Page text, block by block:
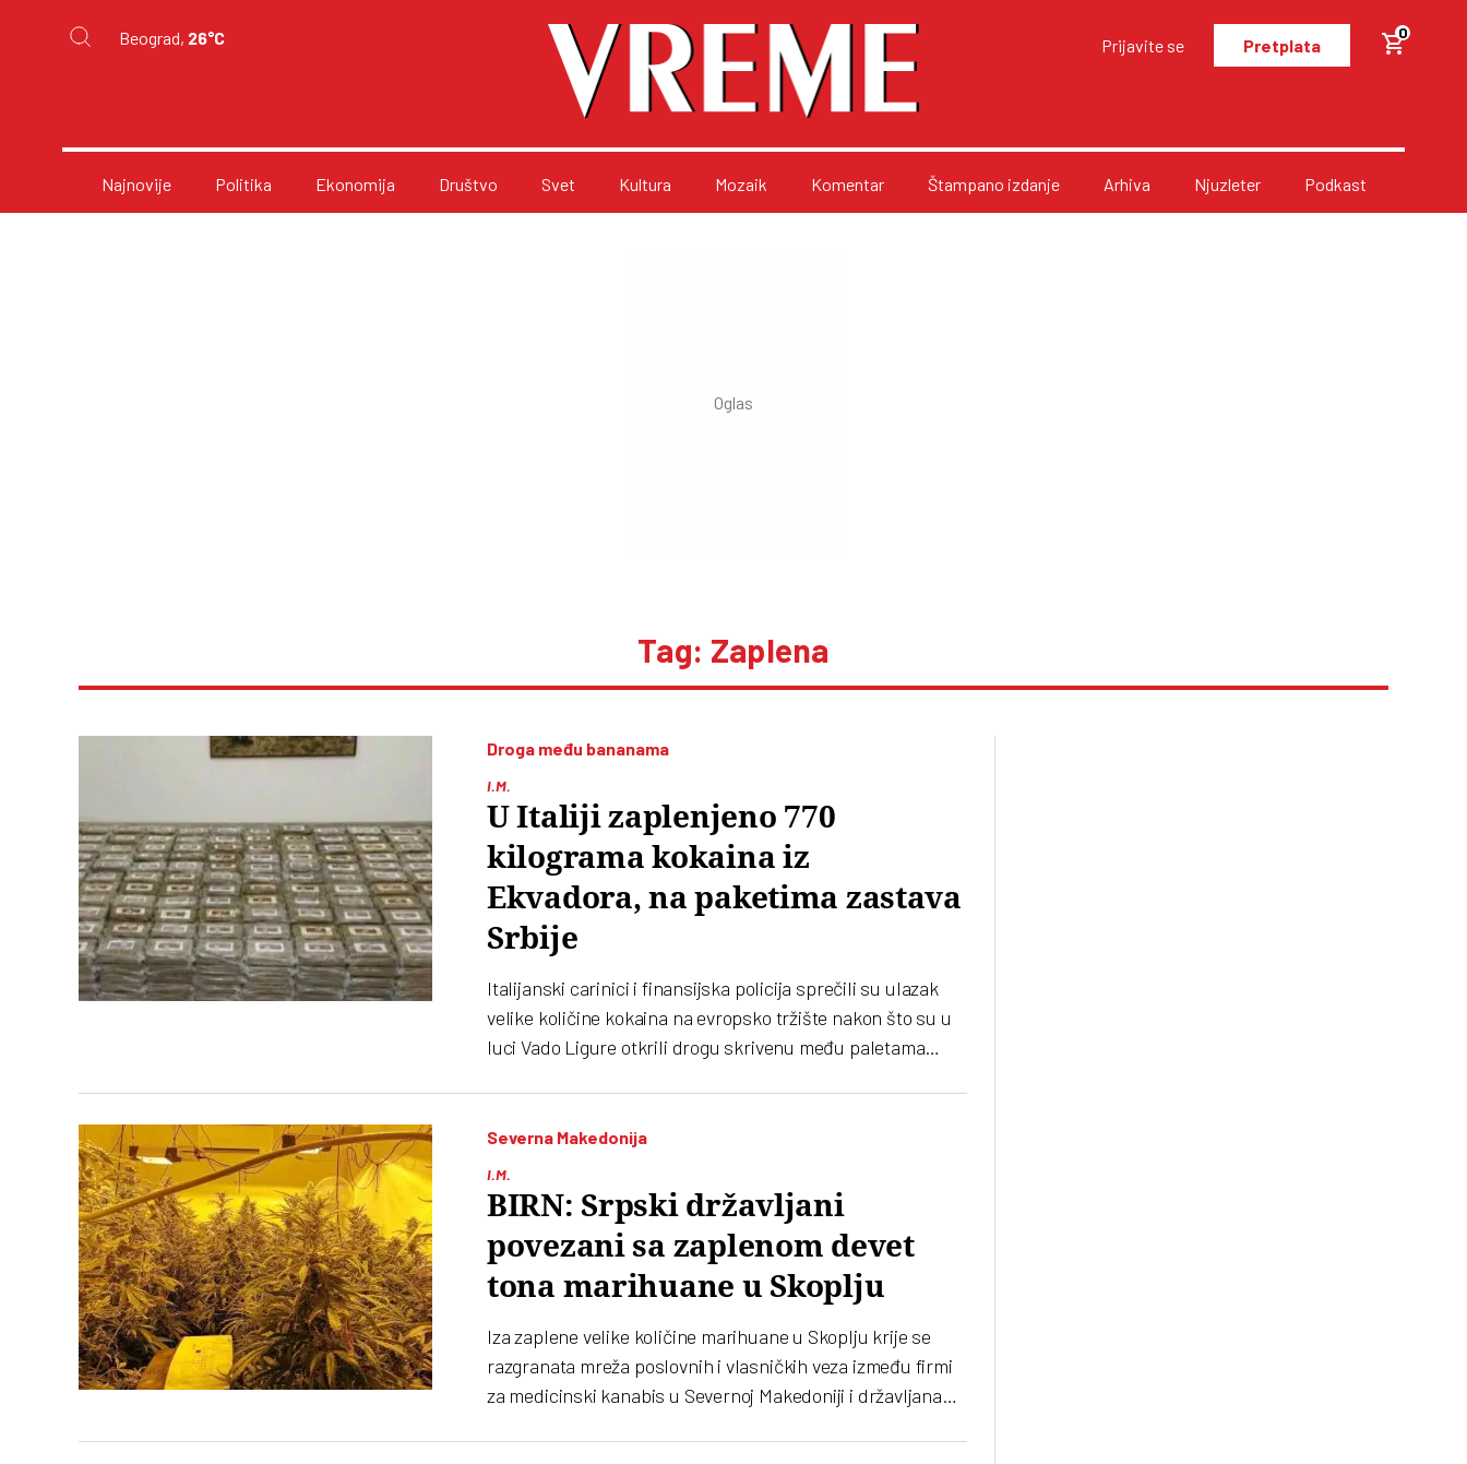
Beograd, 26°C Prijavite se Pretplata
0
Najnovije Politika Ekonomija Društvo Svet Kultura Mozaik Komentar Štampano izdanje Arhiva Njuzleter Podkast
Tag: Zaplena
Droga među bananama
I.M.
U Italiji zaplenjeno 770
kilograma kokaina iz
Ekvadora, na paketima zastava
Srbije
Italijanski carinici i finansijska policija sprečili su ulazak
velike količine kokaina na evropsko tržište nakon što su u
luci Vado Ligure otkrili drogu skrivenu među paletama
Severna Makedonija
I.M.
BIRN: Srpski državljani
povezani sa zaplenom devet
tona marihuane u Skoplju
Iza zaplene velike količine marihuane u Skoplju krije se
razgranata mreža poslovnih i vlasničkih veza između firmi
za medicinski kanabis u Severnoj Makedoniji i državljana